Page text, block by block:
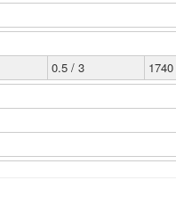
0.5 / 3 1740